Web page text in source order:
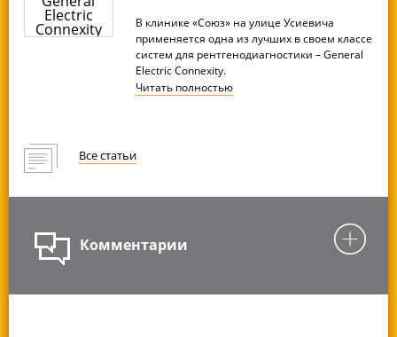
В клинике «Союз» на улице Усиевича
применяется одна из лучших в своем классе
систем для рентгенодиагностики – General
Electric Connexity.
Читать полностью
Все статьи
Комментарии